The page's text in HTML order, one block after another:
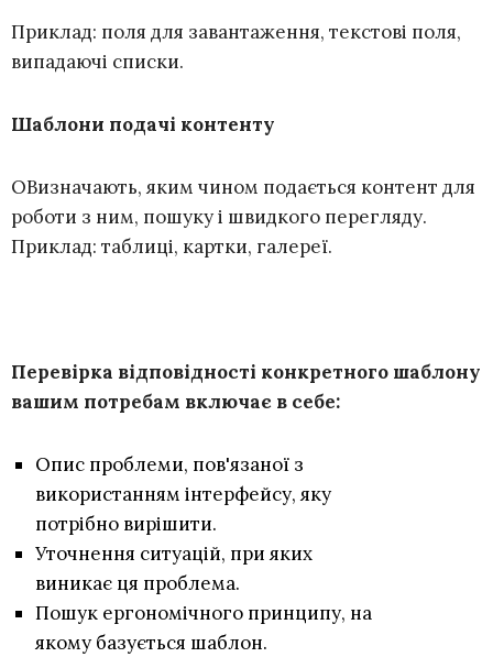
Приклад: поля для завантаження, текстові поля,
випадаючі списки.
Шаблони подачі контенту
ОВизначають, яким чином подається контент для
роботи з ним, пошуку і швидкого перегляду.
Приклад: таблиці, картки, галереї.
Перевірка відповідності конкретного шаблону
вашим потребам включає в себе:
Опис проблеми, пов'язаної з
використанням інтерфейсу, яку
потрібно вирішити.
Уточнення ситуацій, при яких
виникає ця проблема.
Пошук ергономічного принципу, на
якому базується шаблон.